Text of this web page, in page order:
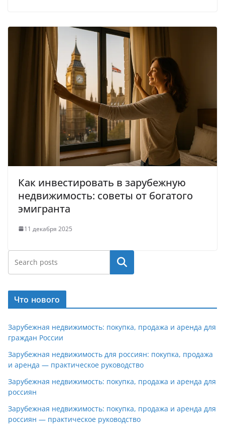
Как инвестировать в зарубежную
недвижимость: советы от богатого
эмигранта
11 декабря 2025
Поиск
Что нового
Зарубежная недвижимость: покупка, продажа и аренда для
граждан России
Зарубежная недвижимость для россиян: покупка, продажа
и аренда — практическое руководство
Зарубежная недвижимость: покупка, продажа и аренда для
россиян
Зарубежная недвижимость: покупка, продажа и аренда для
россиян — практическое руководство